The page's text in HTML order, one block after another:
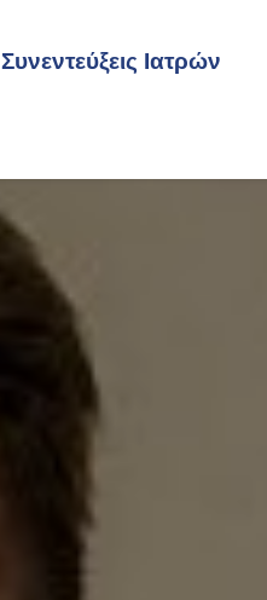
Συνεντεύξεις Ιατρών